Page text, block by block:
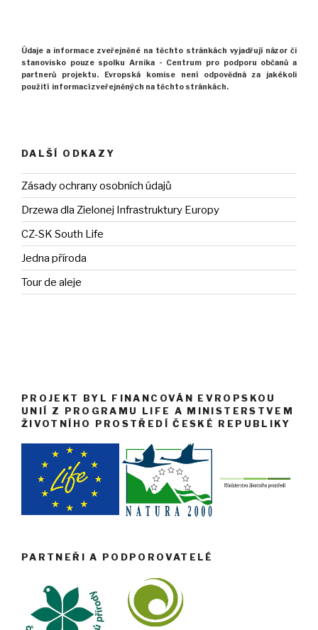
Údaje a informace zveřejněné na těchto stránkách vyjadřují názor či
stanovisko pouze spolku Arnika - Centrum pro podporu občanůa
partnerů projektu.
Evropská komise není odpovědná za jakékoli
použití informací zveřejněných na těchto stránkách.
DALŠÍ ODKAZY
Zásady ochrany osobních údajů
Drzewa dla Zielonej Infrastruktury Europy
CZ-SK South Life
Jedna příroda
Tour de aleje
PROJEKT BYL FINANCOVÁN EVROPSKOU
UNIÍ Z PROGRAMU LIFE A MINISTERSTVEM
ŽIVOTNÍHO PROSTŘEDÍ ČESKÉ REPUBLIKY
PARTNEŘI A PODPOROVATELÉ